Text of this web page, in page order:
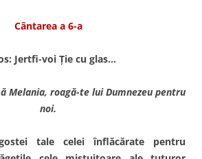
Cântarea a 6-a
Jertfi-voi Ţie cu glas…
Melania, roagă-te lui Dumnezeu pentru
noi.
tale celei înflăcărate pentru